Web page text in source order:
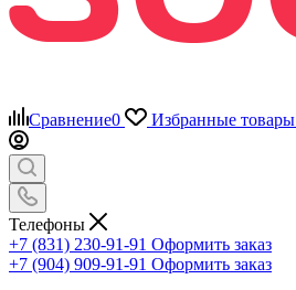
Сравнение0 Избранные товары
Телефоны
+7 (831) 230-91-91 Оформить заказ
+7 (904) 909-91-91 Оформить заказ